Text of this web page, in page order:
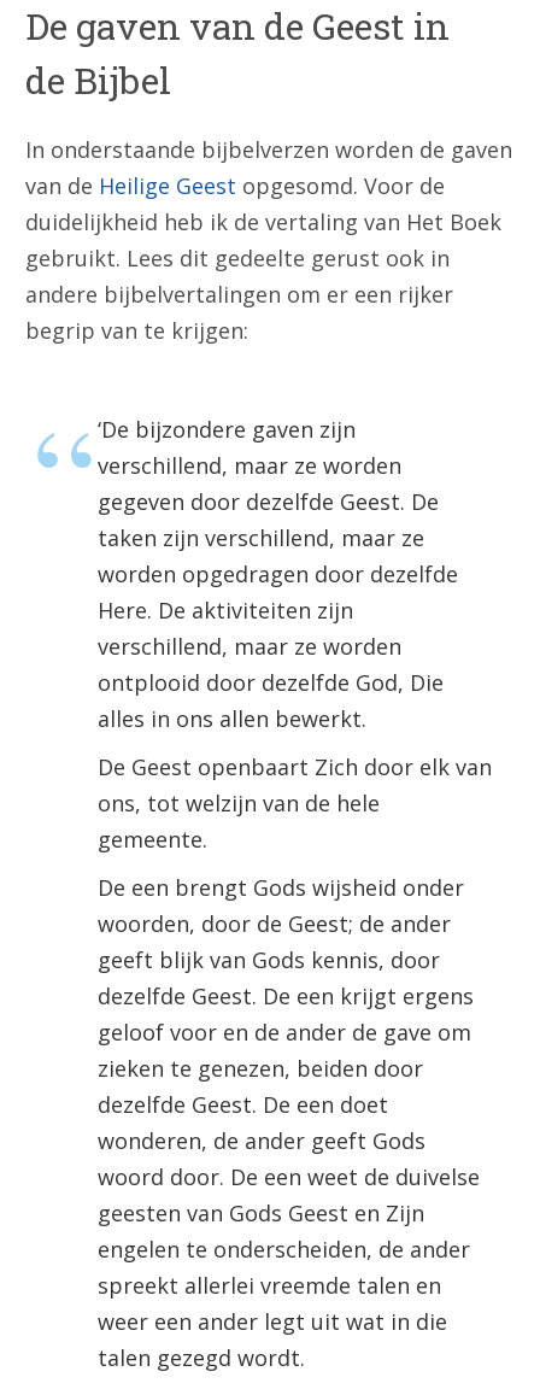
De gaven van de Geest in
de Bijbel
In onderstaande bijbelverzen worden de gaven
van de Heilige Geest opgesomd. Voor de
duidelijkheid heb ik de vertaling van Het Boek
gebruikt. Lees dit gedeelte gerust ook in
andere bijbelvertalingen om er een rijker
begrip van te krijgen:
‘De bijzondere gaven zijn
verschillend, maar ze worden
gegeven door dezelfde Geest. De
taken zijn verschillend, maar ze
worden opgedragen door dezelfde
Here. De aktiviteiten zijn
verschillend, maar ze worden
ontplooid door dezelfde God, Die
alles in ons allen bewerkt.
De Geest openbaart Zich door elk van
ons, tot welzijn van de hele
gemeente.
De een brengt Gods wijsheid onder
woorden, door de Geest; de ander
geeft blijk van Gods kennis, door
dezelfde Geest. De een krijgt ergens
geloof voor en de ander de gave om
zieken te genezen, beiden door
dezelfde Geest. De een doet
wonderen, de ander geeft Gods
woord door. De een weet de duivelse
geesten van Gods Geest en Zijn
engelen te onderscheiden, de ander
spreekt allerlei vreemde talen en
weer een ander legt uit wat in die
talen gezegd wordt.